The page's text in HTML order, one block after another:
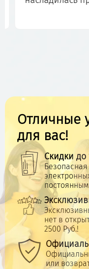
Отличные
для вас!
Скидки до
нет в
2500 Руб.!
или